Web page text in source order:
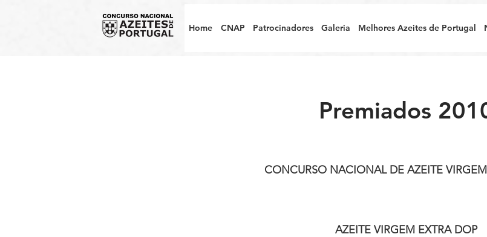
Home CNAP Patrocinadores Galeria Melhores Azeites de Portugal
Premiados
CONCURSO NACIONAL DE AZEITE
AZEITE VIRGEM EXTRA DOP